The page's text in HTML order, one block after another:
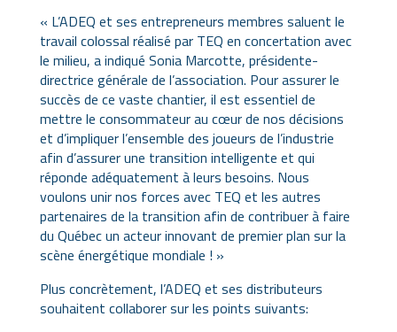
« L’ADEQ et ses entrepreneurs membres saluent le
travail colossal réalisé par TEQ en concertation avec
le milieu, a indiqué Sonia Marcotte, présidente-
directrice générale de l’association. Pour assurer le
succès de ce vaste chantier, il est essentiel de
mettre le consommateur au cœur de nos décisions
et d’impliquer l’ensemble des joueurs de l’industrie
afin d’assurer une transition intelligente et qui
réponde adéquatement à leurs besoins. Nous
voulons unir nos forces avec TEQ et les autres
partenaires de la transition afin de contribuer à faire
du Québec un acteur innovant de premier plan sur la
scène énergétique mondiale ! »
Plus concrètement, l’ADEQ et ses distributeurs
souhaitent collaborer sur les points suivants: